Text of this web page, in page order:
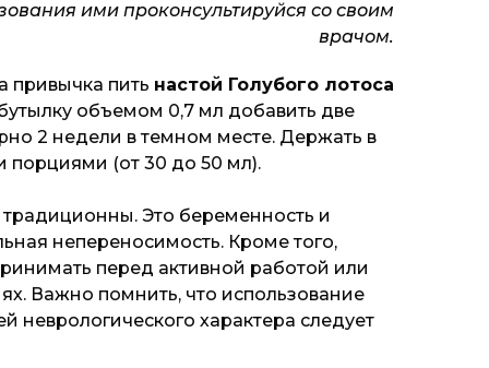
ими проконсультируйся со своим
врачом.
привычка пить настой Голубого лотоса
объемом 0,7 мл добавить две
2 недели в темном месте. Держать в
порциями (от 30 до 50 мл).
Это беременность и
непереносимость. Кроме того,
перед активной работой или
Важно помнить, что использование
неврологического характера следует